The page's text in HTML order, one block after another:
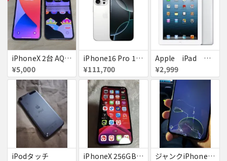
iPhoneX 2台 AQUOSsense5g ジャンク品
¥5,000
iPhone16 Pro 128GB ホワイトチタニウム docomo 送料無料
¥111,700
Apple iPad ミニ
¥2,999
iPodタッチ
iPhoneX 256GB ▲softbank ジャンク スペースグレイ A1902 送料無料
ジャンクiPhone13ProMax 128GB ドコモ